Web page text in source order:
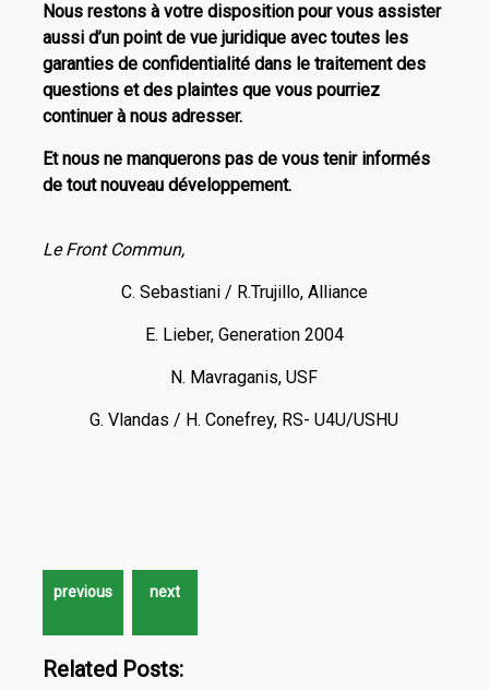
Nous restons à votre disposition pour vous assister
aussi d’un point de vue juridique avec toutes les
garanties de confidentialité dans le traitement des
questions et des plaintes que vous pourriez
continuer à nous adresser.
Et nous ne manquerons pas de vous tenir informés
de tout nouveau développement.
Le Front Commun,
C. Sebastiani / R.Trujillo, Alliance
E. Lieber, Generation 2004
N. Mavraganis, USF
G. Vlandas / H. Conefrey, RS- U4U/USHU
Related Posts: